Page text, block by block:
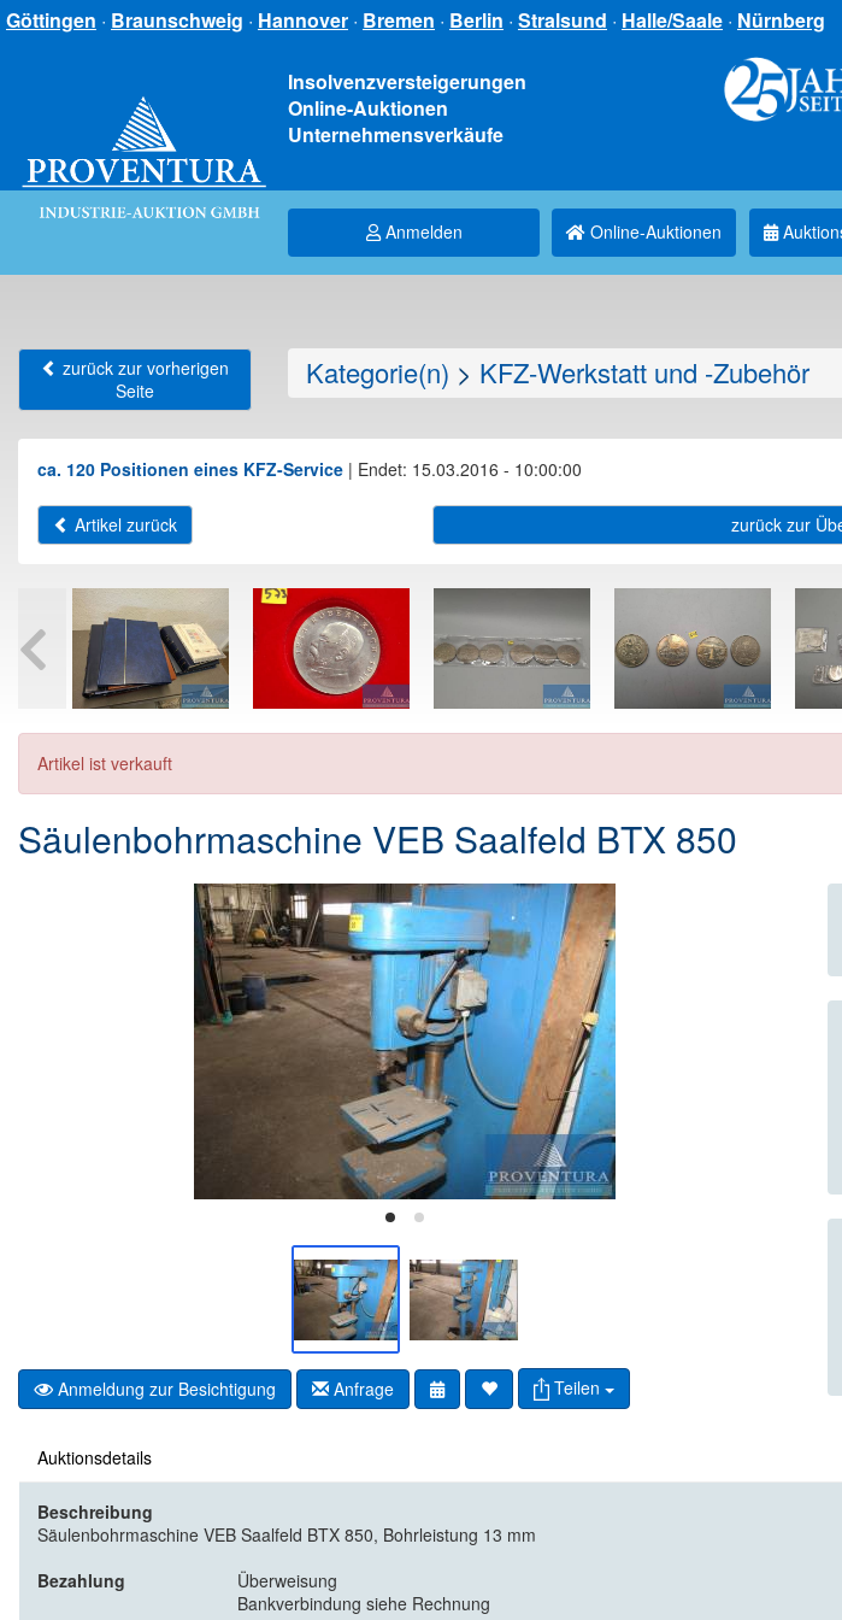
Göttingen · Braunschweig · Hannover · Bremen · Berlin · Stralsund · Halle/Saale · Nürnberg
Insolvenzversteigerungen
Online-Auktionen
Unternehmensverkäufe
Anmelden Online-Auktionen
zurück zur vorherigen
Seite
Kategorie(n) > KFZ-Werkstatt und -Zubehör
ca. 120 Positionen eines KFZ-Service | Endet: 15.03.2016 - 10:00:00
Artikel zurück zurück zur
Artikel ist verkauft
Säulenbohrmaschine VEB Saalfeld BTX 850
Anmeldung zur Besichtigung Anfrage Teilen
Auktionsdetails
Beschreibung
Säulenbohrmaschine VEB Saalfeld BTX 850, Bohrleistung 13 mm
Bezahlung
Überweisung
Bankverbindung siehe Rechnung